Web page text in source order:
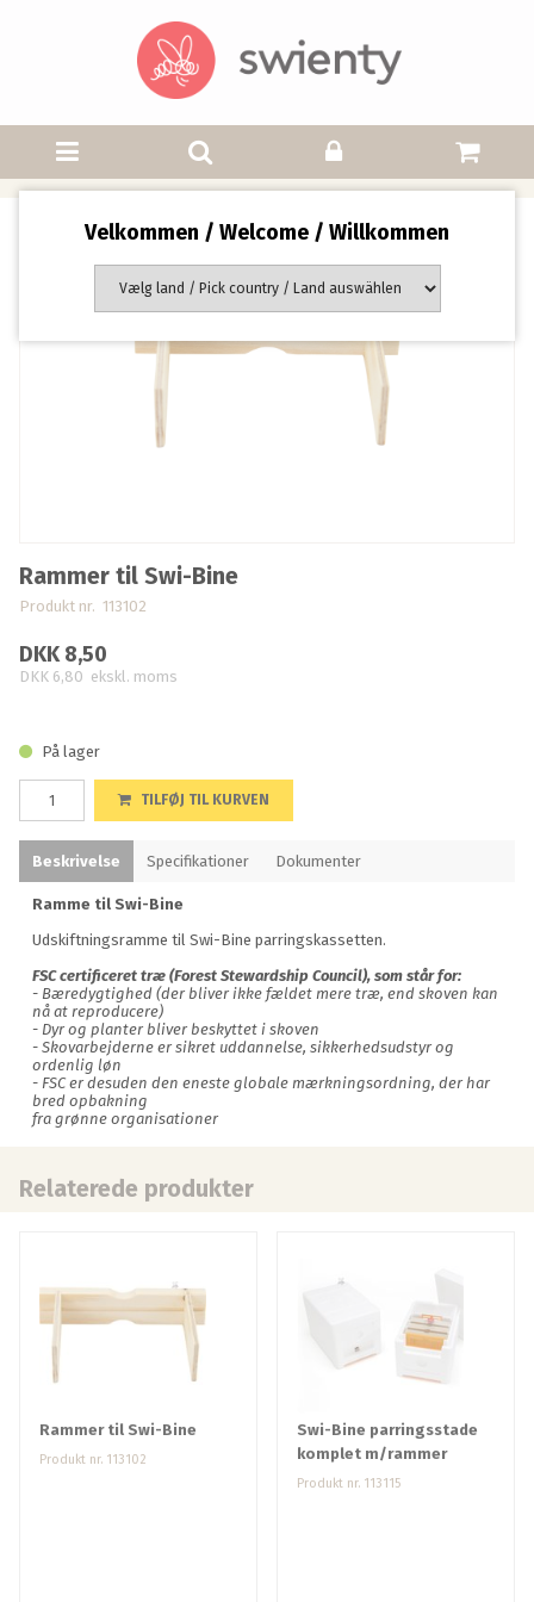
Velkommen / Welcome / Willkommen
Rammer til Swi-Bine
Produkt nr. 113102
DKK 8,50
DKK 6,80 ekskl. moms
På lager
TILFØJ TIL KURVEN
Beskrivelse Specifikationer Dokumenter
Ramme til Swi-Bine
Udskiftningsramme til Swi-Bine parringskassetten.
FSC certificeret træ (Forest Stewardship Council), som står for:
- Bæredygtighed (der bliver ikke fældet mere træ, end skoven kan
nå at reproducere)
- Dyr og planter bliver beskyttet i skoven
- Skovarbejderne er sikret uddannelse, sikkerhedsudstyr og
ordenlig løn
- FSC er desuden den eneste globale mærkningsordning, der har
bred opbakning
fra grønne organisationer
Relaterede produkter
Rammer til Swi-Bine
Produkt nr. 113102
Swi-Bine parringsstade
komplet m/rammer
Produkt nr. 113115